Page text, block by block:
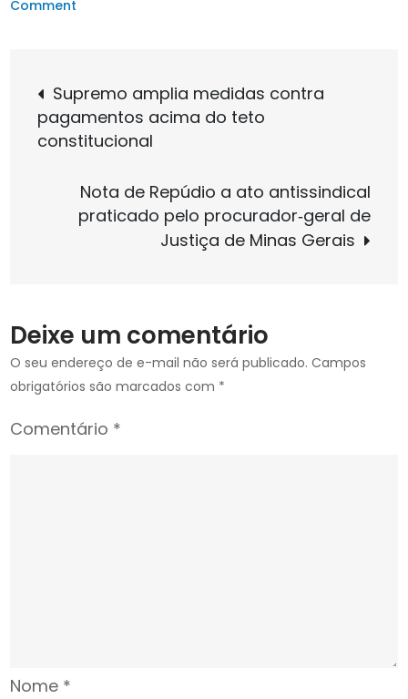
Comment
convocação
da
Plenária
Ordinária
de
Navegação
de
Post
Supremo amplia medidas contra
pagamentos acima do teto
constitucional
Nota de Repúdio a ato antissindical
praticado pelo procurador‑geral de
Justiça de Minas Gerais
Deixe um comentário
O seu endereço de e-mail não será publicado. Campos
obrigatórios são marcados com *
Comentário *
Nome *